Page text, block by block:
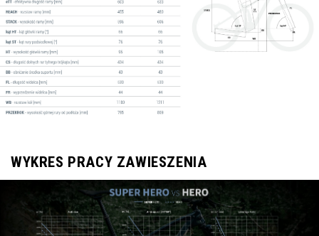
WYKRES PRACY ZAWIESZENIA